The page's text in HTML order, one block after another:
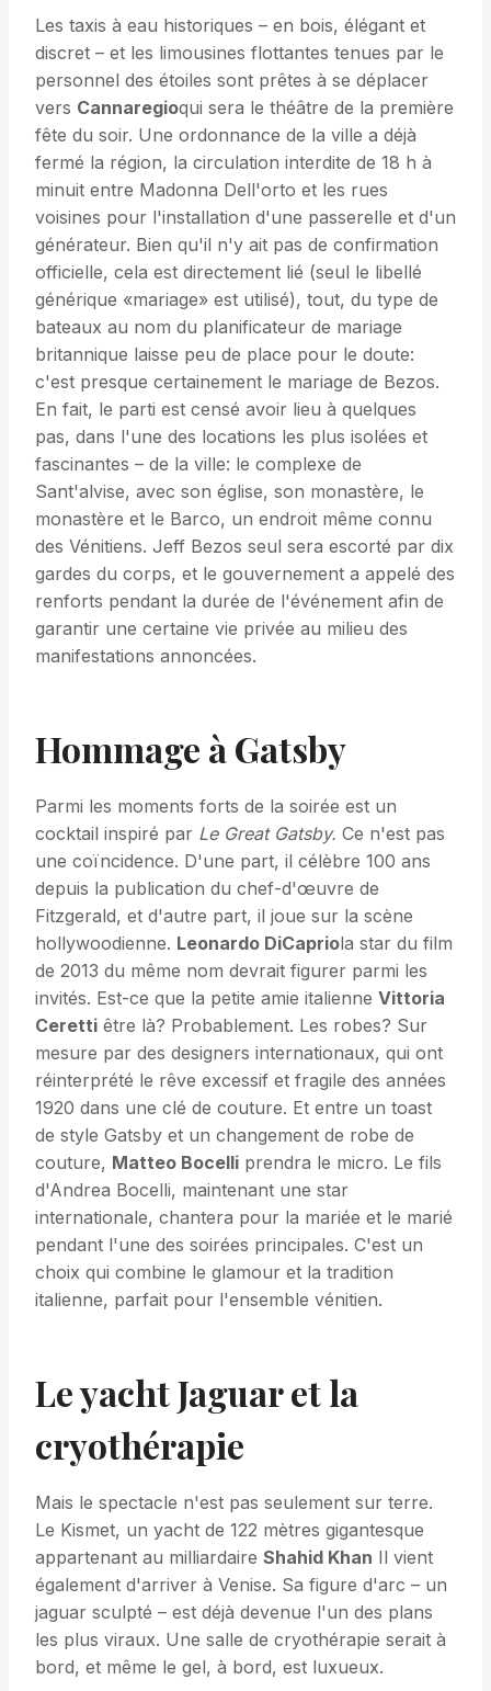
Les taxis à eau historiques – en bois, élégant et
discret – et les limousines flottantes tenues par le
personnel des étoiles sont prêtes à se déplacer
vers Cannaregioqui sera le théâtre de la première
fête du soir. Une ordonnance de la ville a déjà
fermé la région, la circulation interdite de 18 h à
minuit entre Madonna Dell'orto et les rues
voisines pour l'installation d'une passerelle et d'un
générateur. Bien qu'il n'y ait pas de confirmation
officielle, cela est directement lié (seul le libellé
générique «mariage» est utilisé), tout, du type de
bateaux au nom du planificateur de mariage
britannique laisse peu de place pour le doute:
c'est presque certainement le mariage de Bezos.
En fait, le parti est censé avoir lieu à quelques
pas, dans l'une des locations les plus isolées et
fascinantes – de la ville: le complexe de
Sant'alvise, avec son église, son monastère, le
monastère et le Barco, un endroit même connu
des Vénitiens. Jeff Bezos seul sera escorté par dix
gardes du corps, et le gouvernement a appelé des
renforts pendant la durée de l'événement afin de
garantir une certaine vie privée au milieu des
manifestations annoncées.
Hommage à Gatsby
Parmi les moments forts de la soirée est un
cocktail inspiré par Le Great Gatsby. Ce n'est pas
une coïncidence. D'une part, il célèbre 100 ans
depuis la publication du chef-d'œuvre de
Fitzgerald, et d'autre part, il joue sur la scène
hollywoodienne. Leonardo DiCapriola star du film
de 2013 du même nom devrait figurer parmi les
invités. Est-ce que la petite amie italienne Vittoria
Ceretti être là? Probablement. Les robes? Sur
mesure par des designers internationaux, qui ont
réinterprété le rêve excessif et fragile des années
1920 dans une clé de couture. Et entre un toast
de style Gatsby et un changement de robe de
couture, Matteo Bocelli prendra le micro. Le fils
d'Andrea Bocelli, maintenant une star
internationale, chantera pour la mariée et le marié
pendant l'une des soirées principales. C'est un
choix qui combine le glamour et la tradition
italienne, parfait pour l'ensemble vénitien.
Le yacht Jaguar et la
cryothérapie
Mais le spectacle n'est pas seulement sur terre.
Le Kismet, un yacht de 122 mètres gigantesque
appartenant au milliardaire Shahid Khan Il vient
également d'arriver à Venise. Sa figure d'arc – un
jaguar sculpté – est déjà devenue l'un des plans
les plus viraux. Une salle de cryothérapie serait à
bord, et même le gel, à bord, est luxueux.